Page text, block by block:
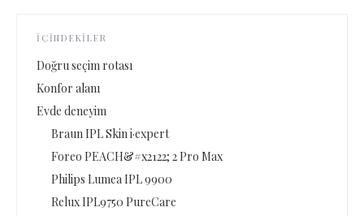
İÇINDEKILER
Doğru seçim rotası
Konfor alanı
Evde deneyim
Braun IPL Skin i·expert
Foreo PEACH&#x2122; 2 Pro Max
Philips Lumea IPL 9900
Relux IPL9750 PureCare